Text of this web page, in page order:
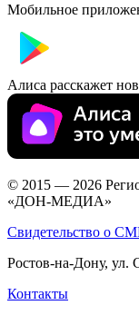
Мобильное
Алиса расскажет
© 2015 — 2026
«ДОН-МЕДИА»
Свидетельство о
Ростов-на-Дону, ул.
Контакты